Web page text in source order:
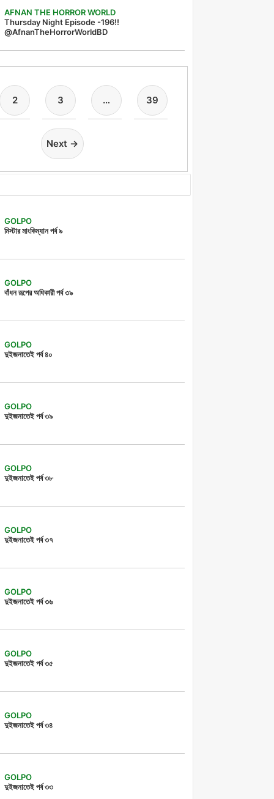
AFNAN THE HORROR WORLD
Thursday Night Episode -196!!
@AfnanTheHorrorWorldBD
2 3 … 39
Next →
GOLPO
মিস্টার মাংকিম্যান পর্ব ৯
GOLPO
বাঁধন রূপের অধিকারী পর্ব ৩৯
GOLPO
দুইজনাতেই পর্ব ৪০
GOLPO
দুইজনাতেই পর্ব ৩৯
GOLPO
দুইজনাতেই পর্ব ৩৮
GOLPO
দুইজনাতেই পর্ব ৩৭
GOLPO
দুইজনাতেই পর্ব ৩৬
GOLPO
দুইজনাতেই পর্ব ৩৫
GOLPO
দুইজনাতেই পর্ব ৩৪
GOLPO
দুইজনাতেই পর্ব ৩৩